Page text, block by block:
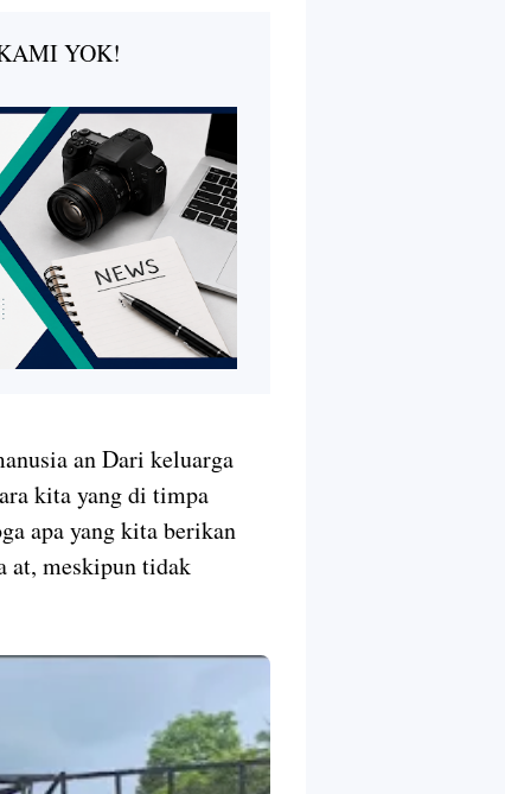
YOK!
an Dari keluarga
kita yang di timpa
apa yang kita berikan
at, meskipun tidak